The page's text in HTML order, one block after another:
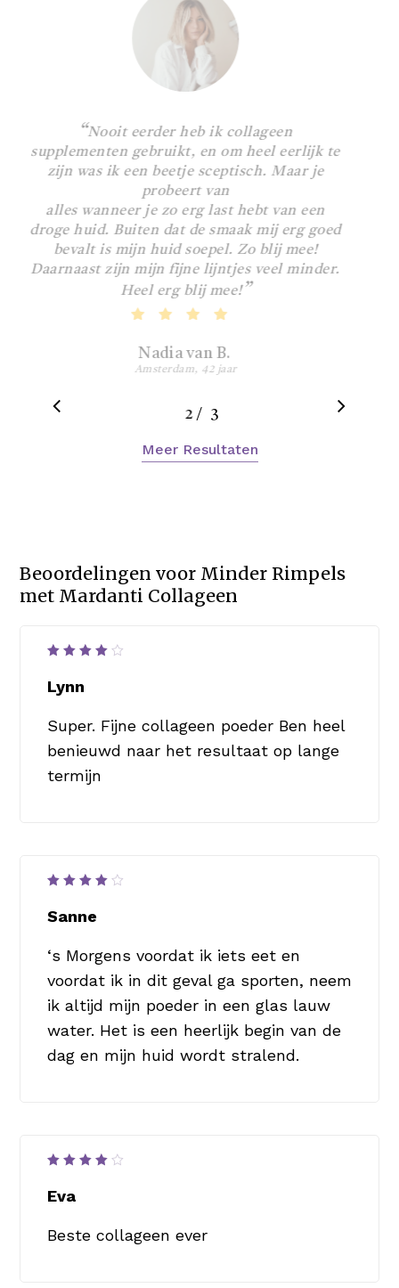
van het kraakbeen, de huid en de botten. De
werking van het Collageen Peptiden van
Peptan helpen de diepere huidlagen van
binnenuit te versterken en ondersteunt de
natuurlijke aanmaak van collageen. Het
Mardanti collageen poeder is dus een
werkzaam complex wat de huid van binnenuit
voedt en zorgt voor hydratatie en een jongere
uitstraling.
evenwichtige voeding en van een gezonde
levensstijl worden gebruikt.
“Nooit eerder heb ik collageen
supplementen gebruikt, en om heel eerlijk te
zijn was ik een beetje sceptisch. Maar je
probeert van
alles wanneer je zo erg last hebt van een
droge huid. Buiten dat de smaak mij erg goed
bevalt is mijn huid soepel. Zo blij mee!
Daarnaast zijn mijn fijne lijntjes veel minder.
Heel erg blij mee!
Nadia van B.
Amsterdam, 42 jaar
1 2 3
/ 3
Meer Resultaten
Beoordelingen voor Minder Rimpels
met Mardanti Collageen
4
5
Lynn
Super. Fijne collageen poeder Ben heel
benieuwd naar het resultaat op lange
termijn
4
5
Sanne
‘s Morgens voordat ik iets eet en
voordat ik in dit geval ga sporten, neem
ik altijd mijn poeder in een glas lauw
water. Het is een heerlijk begin van de
dag en mijn huid wordt stralend.
4
5
Eva
Beste collageen ever